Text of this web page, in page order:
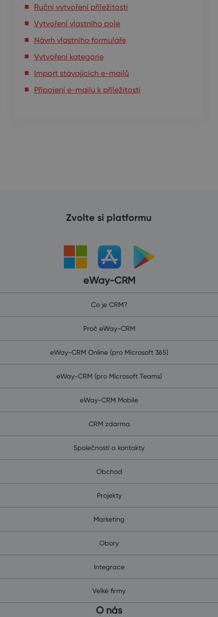
Ruční vytvoření příležitosti
Vytvoření vlastního pole
Návrh vlastního formuláře
Vytvoření kategorie
Import stávajících e-mailů
Připojení e-mailu k příležitosti
Zvolte si platformu
eWay-CRM
Co je CRM?
Proč eWay-CRM
eWay-CRM Online (pro Microsoft 365)
eWay-CRM (pro Microsoft Teams)
eWay-CRM Mobile
CRM zdarma
Společnosti a kontakty
Obchod
Projekty
Marketing
Obory
Integrace
Velké firmy
O nás